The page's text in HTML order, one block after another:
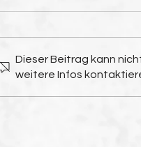
Saugeiles Jahr im
Dieser Beitrag kann
weitere Infos